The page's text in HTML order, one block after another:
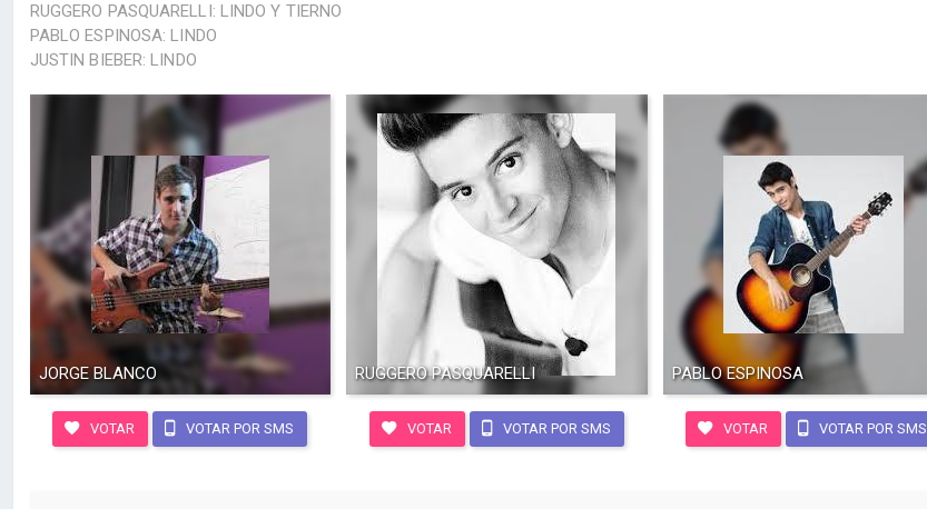
RUGGERO PASQUARELLI: LINDO Y TIERNO
PABLO ESPINOSA: LINDO
JUSTIN BIEBER: LINDO
JORGE BLANCO
VOTAR VOTAR POR SMS
RUGGERO PASQUARELLI
VOTAR VOTAR POR SMS
PABLO ESPINOSA
VOTAR VOTAR POR SMS